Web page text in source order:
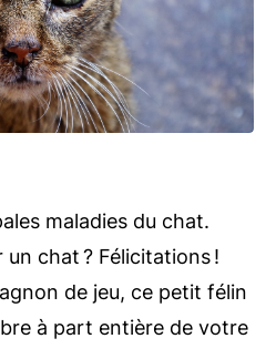
maladies du chat.
un chat ? Félicitations !
de jeu, ce petit félin
à part entière de votre